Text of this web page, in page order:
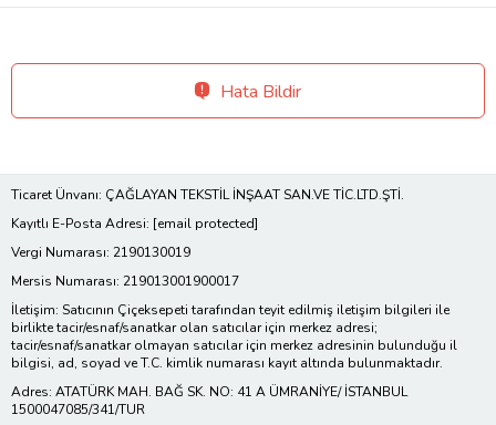
Hata Bildir
Ticaret Ünvanı: ÇAĞLAYAN TEKSTİL İNŞAAT SAN.VE TİC.LTD.ŞTİ.
Kayıtlı E-Posta Adresi: [email protected]
Vergi Numarası: 2190130019
Mersis Numarası: 219013001900017
İletişim: Satıcının Çiçeksepeti tarafından teyit edilmiş iletişim bilgileri ile
birlikte tacir/esnaf/sanatkar olan satıcılar için merkez adresi;
tacir/esnaf/sanatkar olmayan satıcılar için merkez adresinin bulunduğu il
bilgisi, ad, soyad ve T.C. kimlik numarası kayıt altında bulunmaktadır.
Adres: ATATÜRK MAH. BAĞ SK. NO: 41 A ÜMRANİYE/ İSTANBUL
1500047085/341/TUR